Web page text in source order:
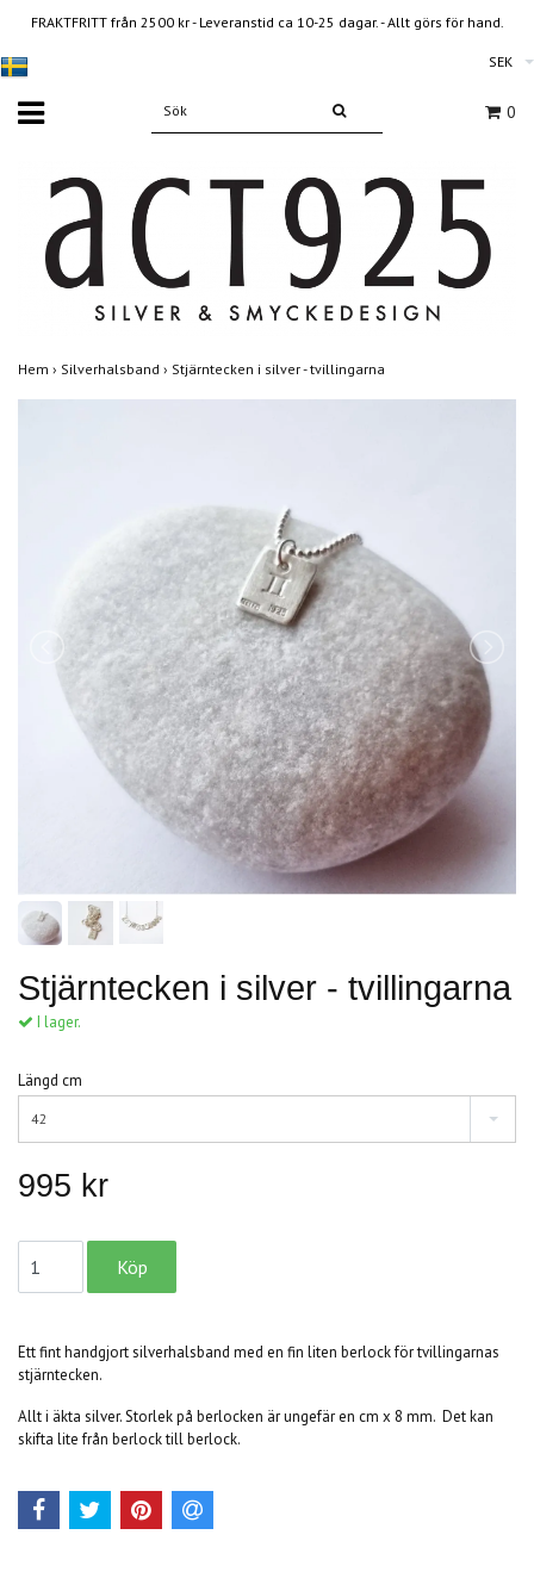
FRAKTFRITT från 2500 kr - Leveranstid ca 10-25 dagar. - Allt görs för hand.
SEK
0
Hem › Silverhalsband › Stjärntecken i silver - tvillingarna
Stjärntecken i silver - tvillingarna
I lager.
Längd cm
42
995 kr
Ett fint handgjort silverhalsband med en fin liten berlock för tvillingarnas
stjärntecken.
Allt i äkta silver. Storlek på berlocken är ungefär en cm x 8 mm. Det kan
skifta lite från berlock till berlock.